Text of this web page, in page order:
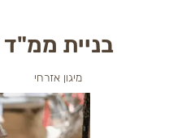
ממ"ד בישראל